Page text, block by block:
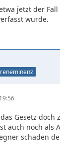
jetzt der
wurde.
Gesetz doch
auch noch als
schaden